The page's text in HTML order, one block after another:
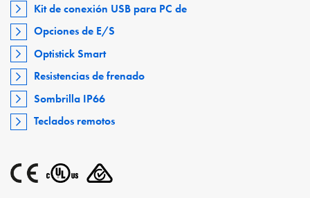
Kit de conexión USB para PC de
Opciones de E/S
Optistick Smart
Resistencias de frenado
Sombrilla IP66
Teclados remotos